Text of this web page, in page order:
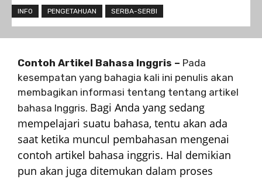
INFO PENGETAHUAN SERBA-SERBI
Contoh Artikel Bahasa Inggris – Pada
kesempatan yang bahagia kali ini penulis akan
membagikan informasi tentang tentang artikel
bahasa Inggris. Bagi Anda yang sedang
mempelajari suatu bahasa, tentu akan ada
saat ketika muncul pembahasan mengenai
contoh artikel bahasa inggris. Hal demikian
pun akan juga ditemukan dalam proses